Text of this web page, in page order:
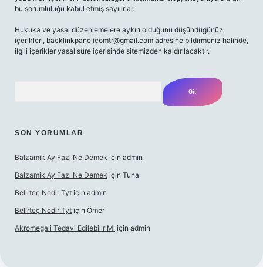
bu sorumluluğu kabul etmiş sayılırlar.
Hukuka ve yasal düzenlemelere aykırı olduğunu düşündüğünüz
içerikleri, backlinkpanelicomtr@gmail.com adresine bildirmeniz halinde,
ilgili içerikler yasal süre içerisinde sitemizden kaldırılacaktır.
SON YORUMLAR
Balzamik Ay Fazı Ne Demek için admin
Balzamik Ay Fazı Ne Demek için Tuna
Belirteç Nedir Tyt için admin
Belirteç Nedir Tyt için Ömer
Akromegali Tedavi Edilebilir Mi için admin